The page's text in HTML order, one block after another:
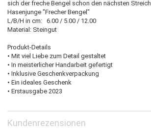
sich der freche Bengel schon den nächsten Streich.
Hasenjunge "Frecher Bengel"
L/B/H in cm: 6.00 / 5.00 / 12.00
Material: Steingut
Produkt-Details
• Mit viel Liebe zum Detail gestaltet
• In meisterlicher Handarbeit gefertigt
• Inklusive Geschenkverpackung
• Ein ideales Geschenk
• Erstausgabe 2023
Kundenrezensionen